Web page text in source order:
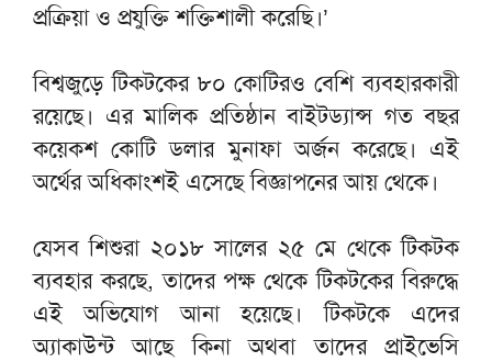
প্রক্রিয়া ও প্রযুক্তি শক্তিশালী করেছি।’
বিশ্বজুড়ে টিকটকের ৮০ কোটিরও বেশি ব্যবহারকারী
রয়েছে। এর মালিক প্রতিষ্ঠান বাইটড্যান্স গত বছর
কয়েকশ কোটি ডলার মুনাফা অর্জন করেছে। এই
অর্থের অধিকাংশই এসেছে বিজ্ঞাপনের আয় থেকে।
যেসব শিশুরা ২০১৮ সালের ২৫ মে থেকে টিকটক
ব্যবহার করছে, তাদের পক্ষ থেকে টিকটকের বিরুদ্ধে
এই অভিযোগ আনা হয়েছে। টিকটকে এদের
অ্যাকাউন্ট আছে কিনা অথবা তাদের প্রাইভেসি